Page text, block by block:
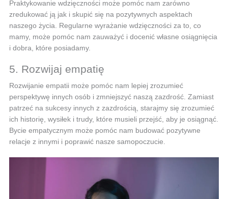
Praktykowanie wdzięczności może pomóc nam zarówno
zredukować ją jak i skupić się na pozytywnych aspektach
naszego życia. Regularne wyrażanie wdzięczności za to, co
mamy, może pomóc nam zauważyć i docenić własne osiągnięcia
i dobra, które posiadamy.
5. Rozwijaj empatię
Rozwijanie empatii może pomóc nam lepiej zrozumieć
perspektywę innych osób i zmniejszyć naszą zazdrość. Zamiast
patrzeć na sukcesy innych z zazdrością, starajmy się zrozumieć
ich historię, wysiłek i trudy, które musieli przejść, aby je osiągnąć.
Bycie empatycznym może pomóc nam budować pozytywne
relacje z innymi i poprawić nasze samopoczucie.